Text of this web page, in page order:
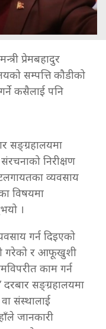
प्रेमबहादुर
सम्पत्ति कौडीको
कसैलाई पनि
सङ्ग्रहालयमा
निरीक्षण
व्यवसाय
विषयमा
।
गर्न दिइएको
गरेको र आफूखुशी
काम गर्न
दरबार सङ्ग्रहालयमा
संस्थालाई
जानकारी